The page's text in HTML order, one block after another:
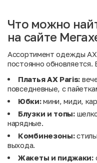
Что можно
на сайте
Ассортимент одежды
постоянно
Платья AX Paris:
повседневные, с
Юбки:мини, миди,
Блузки и топы:
нарядные.
Комбинезоны:
выхода.
Жакеты и пиджаки: